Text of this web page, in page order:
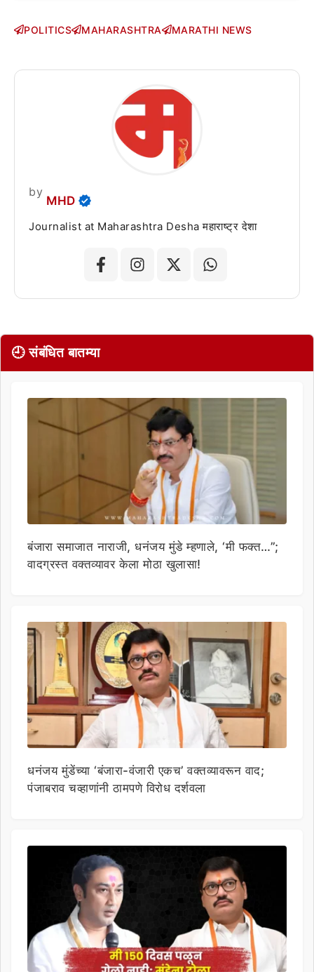
POLITICS MAHARASHTRA MARATHI NEWS
by
MHD
Journalist at Maharashtra Desha महाराष्ट्र देशा
🕘 संबंधित बातम्या
बंजारा समाजात नाराजी, धनंजय मुंडे म्हणाले, ‘मी फक्त…”;
वादग्रस्त वक्तव्यावर केला मोठा खुलासा!
धनंजय मुंडेंच्या ‘बंजारा-वंजारी एकच’ वक्तव्यावरून वाद;
पंजाबराव चव्हाणांनी ठामपणे विरोध दर्शवला